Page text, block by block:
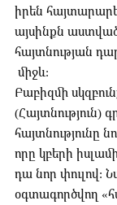
իրեն
այսինքն
հայտնության
միջև:
Բաբիզմի
(Հայտնություն)
հայտնությունը
որը կբերի
դա նոր փուլով:
օգտագործվող